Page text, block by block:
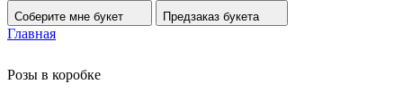
Соберите мне букет Предзаказ букета
Главная
Розы в коробке